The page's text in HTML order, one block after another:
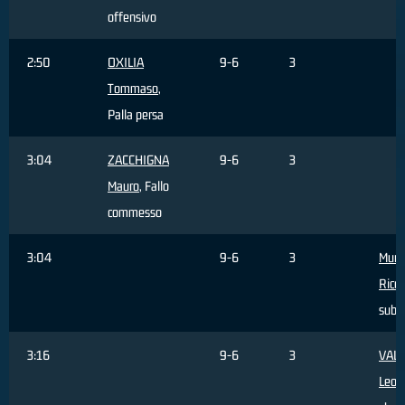
offensivo
2:50
OXILIA
Tommaso,
Palla persa
9-6 3
3:04
ZACCHIGNA
Mauro, Fallo
commesso
9-6 3
3:04 9-6 3
Murri
3:16 9-6 3